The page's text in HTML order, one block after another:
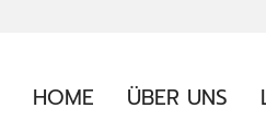
HOME ÜBER UNS